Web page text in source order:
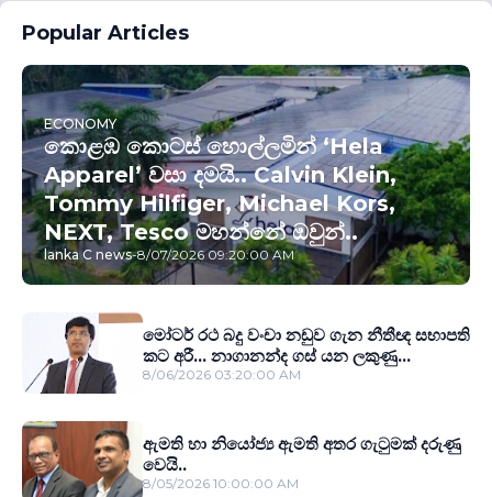
Popular Articles
ECONOMY
කොළඹ කොටස් හොල්ලමින් ‘Hela
Apparel’ වසා දමයි.. Calvin Klein,
Tommy Hilfiger, Michael Kors,
NEXT, Tesco මහන්නේ ඔවුන්..
lanka C news-8/07/2026 09:20:00 AM
මෝටර් රථ බදු වංචා නඩුව ගැන නීතීඥ සභාපති
කට අරී... නාගානන්ද ගස් යන ලකුණු...
8/06/2026 03:20:00 AM
ඇමති හා නියෝජ්‍ය ඇමති අතර ගැටුමක් දරුණු
වෙයි..
8/05/2026 10:00:00 AM